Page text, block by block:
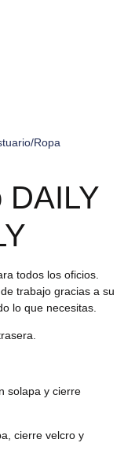
Ropa
DAILY
todos los oficios.
trabajo gracias a su
lo que necesitas.
solapa y cierre
cierre velcro y